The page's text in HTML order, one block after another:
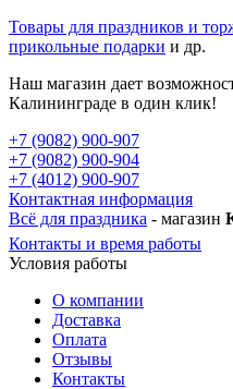
Товары для праздников и
прикольные подарки и др.
Наш магазин дает
Калининграде в один клик!
+7 (9082) 900-907
+7 (9082) 900-904
+7 (4012) 900-907
Контактная информация
Всё для праздника - магазин
Контакты и время работы
Условия работы
О компании
Доставка
Оплата
Отзывы
Контакты